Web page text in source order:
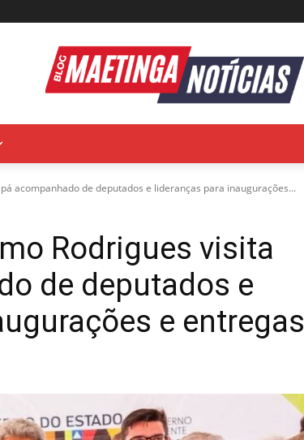
acompanhado de deputados e lideranças para inaugurações...
Rodrigues visita
de deputados e
e entregas